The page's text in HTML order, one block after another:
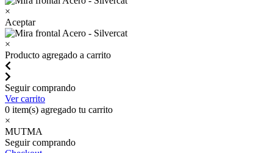
×
Aceptar
×
Producto agregado a carrito
Seguir comprando
Ver carrito
0 item(s) agregado tu carrito
×
MUTMA
Seguir comprando